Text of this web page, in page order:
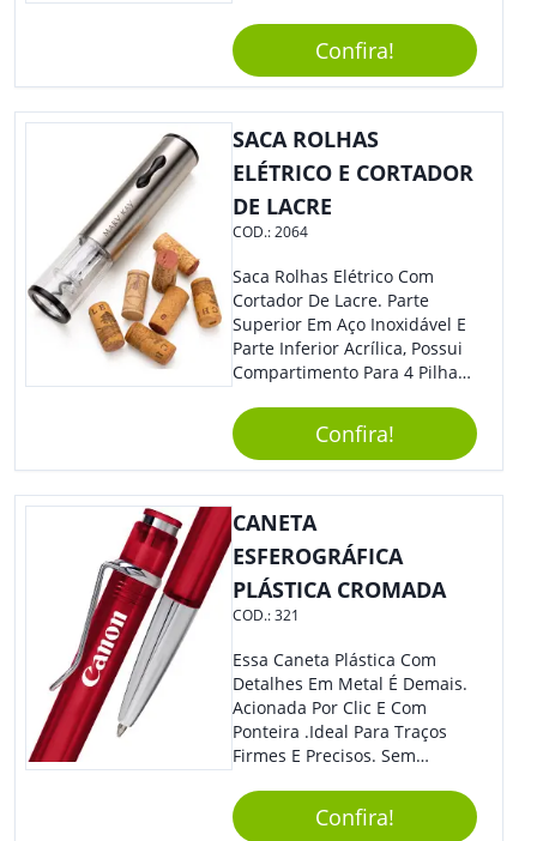
Confira!
SACA ROLHAS
ELÉTRICO E CORTADOR
DE LACRE
COD.:2064
Saca Rolhas Elétrico Com
Cortador De Lacre. Parte
Superior Em Aço Inoxidável E
Parte Inferior Acrílica, Possui
Compartimento Para 4 Pilhas
Acompanha Pilhas) – Contém
Desenho Indicativo De
Abertura E Fechamento Da
Tampa; Botões Para Extração
E Remoção De Rolhas E Parte
Inferior Com Anel Cortador De
Lacre (Removível).
Confira!
CANETA
ESFEROGRÁFICA
PLÁSTICA CROMADA
COD.:321
Essa Caneta Plástica Com
Detalhes Em Metal É Demais.
Acionada Por Clic E Com
Ponteira .Ideal Para Traços
Firmes E Precisos. Sem
Brinde Para Representar Sua
Marca.
Confira!